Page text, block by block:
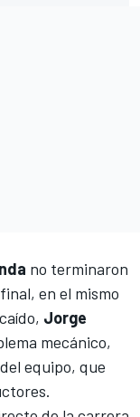
no terminaron
en el mismo
Jorge
mecánico,
equipo, que
.